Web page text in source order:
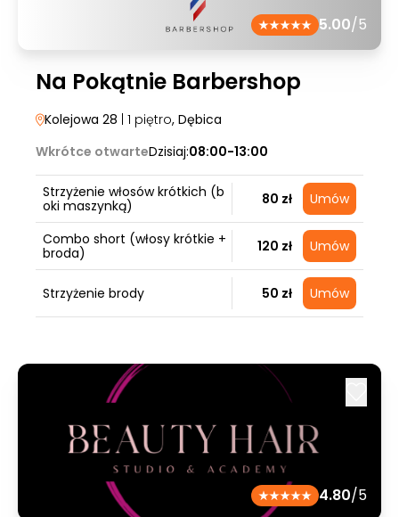
5.00/5
Na Pokątnie Barbershop
Kolejowa 28 | 1 piętro, Dębica
Wkrótce otwarteDzisiaj:08:00-13:00
Strzyżenie włosów krótkich (b
oki maszynką)
80 zł Umów
Combo short (włosy krótkie +
broda)
120 zł Umów
Strzyżenie brody 50 zł Umów
4.80/5